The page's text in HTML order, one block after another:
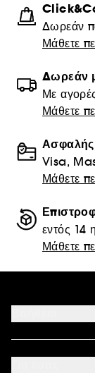
Δωρεάν
Μάθετε
Δωρεάν
Με
Μάθετε
Visa,
Μάθετε
εντός 14
Μάθετε
Επικοινωνήστε
Αποδεκτοί